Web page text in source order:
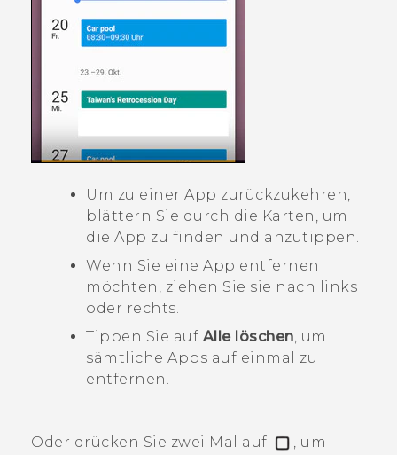
Um zu einer App zurückzukehren,
blättern Sie durch die Karten, um
die App zu finden und anzutippen.
Wenn Sie eine App entfernen
möchten, ziehen Sie sie nach links
oder rechts.
Tippen Sie auf Alle löschen, um
sämtliche Apps auf einmal zu
entfernen.
Oder drücken Sie zwei Mal auf
, um